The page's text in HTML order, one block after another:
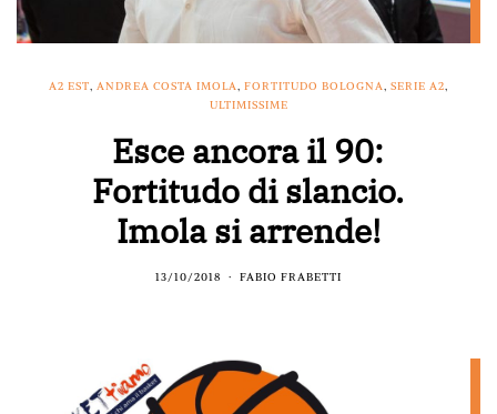
A2 EST ANDREA COSTA IMOLA FORTITUDO BOLOGNA SERIE A2
ULTIMISSIME
Esce ancora il 90:
Fortitudo di slancio.
Imola si arrende!
13/10/2018 FABIO FRABETTI